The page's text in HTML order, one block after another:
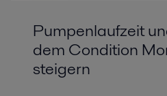
Pumpenlaufzeit
dem Condition
steigern